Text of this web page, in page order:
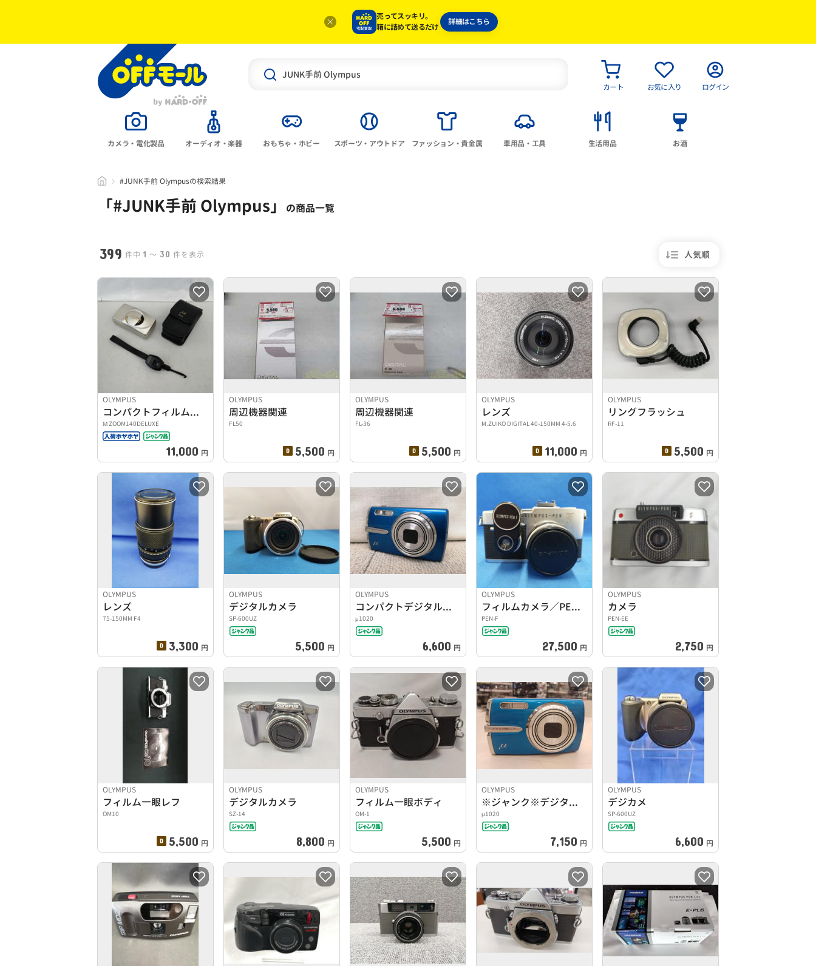
売ってスッキリ。
箱に詰めて送るだけ
詳細はこちら
カート お気に入り ログイン
カメラ・電化製品 オーディオ・楽器 おもちゃ・ホビー スポーツ・アウトドア ファッション・貴金属 車用品・工具 生活用品 お酒
#JUNK手前 Olympusの検索結果
「#JUNK手前 Olympus」 の商品一覧
399 件中 1 〜 30 件を表示 人気順
OLYMPUS
コンパクトフィルムカメラ
Μ ZOOM140DELUXE
11,000 円
OLYMPUS
周辺機器関連
FL50
5,500 円
OLYMPUS
周辺機器関連
FL-36
5,500 円
OLYMPUS
レンズ
M.ZUIKO DIGITAL 40-150MM 4-5.6
11,000 円
OLYMPUS
リングフラッシュ
RF-11
5,500 円
OLYMPUS
レンズ
75-150MM F4
3,300 円
OLYMPUS
デジタルカメラ
SP-600UZ
5,500 円
OLYMPUS
コンパクトデジタルカメラ
μ1020
6,600 円
OLYMPUS
フィルムカメラ／PEN-F
PEN-F
27,500 円
OLYMPUS
カメラ
PEN-EE
2,750 円
OLYMPUS
フィルム一眼レフ
OM10
5,500 円
OLYMPUS
デジタルカメラ
SZ-14
8,800 円
OLYMPUS
フィルム一眼ボディ
OM-1
5,500 円
OLYMPUS
※ジャンク※デジタルカメラ
μ1020
7,150 円
OLYMPUS
デジカメ
SP-600UZ
6,600 円